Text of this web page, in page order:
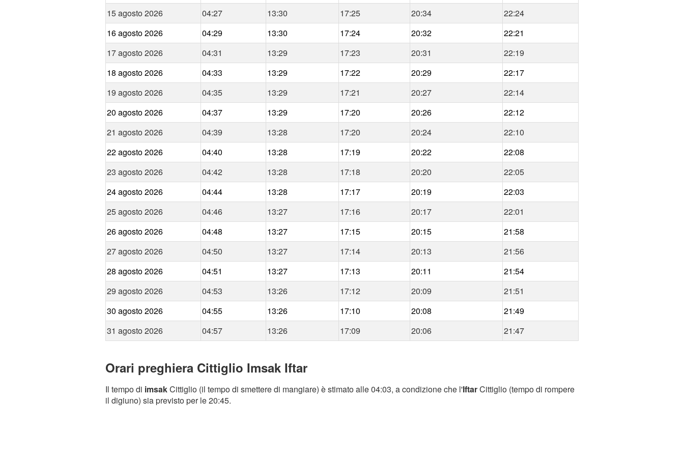
15 agosto 2026 04:27 13:30 17:25 20:34
22:24
16 agosto 2026
04:29 13:30 17:24 20:32
22:21
17 agosto 2026
04:31 13:29 17:23 20:31
22:19
18 agosto 2026
04:33 13:29 17:22 20:29
22:17
19 agosto 2026
04:35 13:29 17:21 20:27
22:14
20 agosto 2026
04:37 13:29 17:20 20:26
22:12
21 agosto 2026
04:39 13:28 17:20 20:24
22:10
22 agosto 2026
04:40 13:28 17:19 20:22
22:08
23 agosto 2026
04:42 13:28 17:18 20:20
22:05
24 agosto 2026
04:44 13:28 17:17 20:19
22:03
25 agosto 2026
04:46 13:27 17:16 20:17
22:01
26 agosto 2026
04:48 13:27 17:15 20:15
21:58
27 agosto 2026
04:50 13:27 17:14 20:13
21:56
28 agosto 2026
04:51 13:27 17:13 20:11
21:54
29 agosto 2026
04:53 13:26 17:12 20:09
21:51
30 agosto 2026
04:55 13:26 17:10 20:08
21:49
31 agosto 2026
04:57 13:26 17:09 20:06 21:47
Orari preghiera Cittiglio Imsak Iftar
Il tempo di imsakCittiglio (il tempo di smettere di mangiare) è stimato alle 04:03, a condizione che l'IftarCittiglio (tempo di rompere
il digiuno) sia previsto per le 20:45.